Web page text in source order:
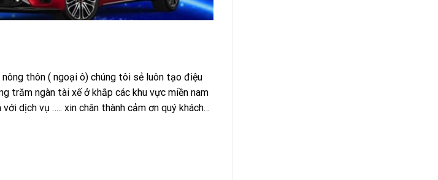
thôn ( ngoại ô) chúng tôi sẻ luôn tạo điệu
trăm ngàn tài xế ở khắp các khu vực miền nam
dịch vụ ….. xin chân thành cảm ơn quý khách…